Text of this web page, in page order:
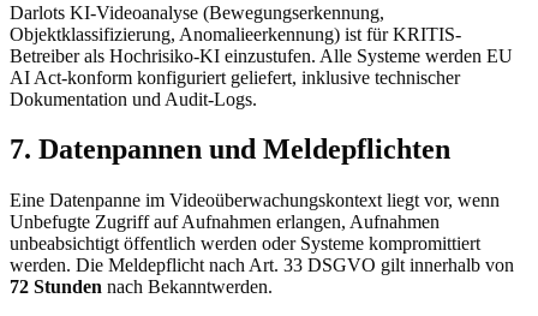
Darlots KI-Videoanalyse (Bewegungserkennung,
Objektklassifizierung, Anomalieerkennung) ist für KRITIS-
Betreiber als Hochrisiko-KI einzustufen. Alle Systeme werden EU
AI Act-konform konfiguriert geliefert, inklusive technischer
Dokumentation und Audit-Logs.
7. Datenpannen und Meldepflichten
Eine Datenpanne im Videoüberwachungskontext liegt vor, wenn
Unbefugte Zugriff auf Aufnahmen erlangen, Aufnahmen
unbeabsichtigt öffentlich werden oder Systeme kompromittiert
werden. Die Meldepflicht nach Art. 33 DSGVO gilt innerhalb von
72 Stunden nach Bekanntwerden.